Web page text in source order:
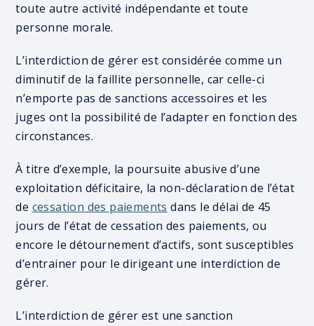
toute autre activité indépendante et toute
personne morale.
L’interdiction de gérer est considérée comme un
diminutif de la faillite personnelle, car celle-ci
n’emporte pas de sanctions accessoires et les
juges ont la possibilité de l’adapter en fonction des
circonstances.
À titre d’exemple, la poursuite abusive d’une
exploitation déficitaire, la non-déclaration de l’état
de cessation des paiements dans le délai de 45
jours de l’état de cessation des paiements, ou
encore le détournement d’actifs, sont susceptibles
d’entrainer pour le dirigeant une interdiction de
gérer.
L’interdiction de gérer est une sanction